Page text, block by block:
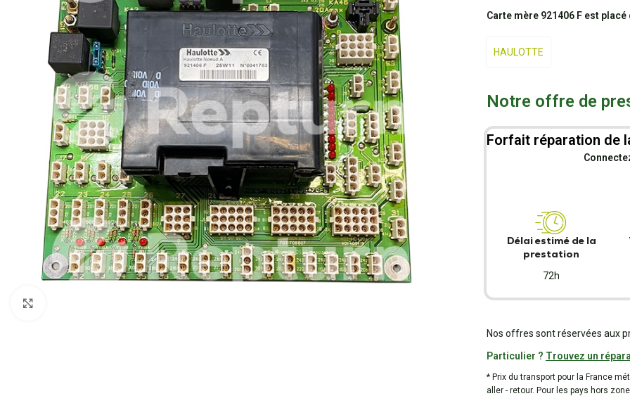
Carte mère 921406 F est
HAULOTTE
Notre offre de
Forfait réparation de
Délai estimé de la
prestation
72h
Nos offres sont réservées aux
Particulier ? Trouvez un
* Prix du transport pour la France
aller - retour. Pour les pays hors